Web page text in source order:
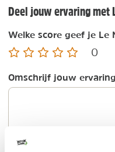
Deel jouw ervaring met
Welke score geef je Le
0
Omschrijf jouw ervaring